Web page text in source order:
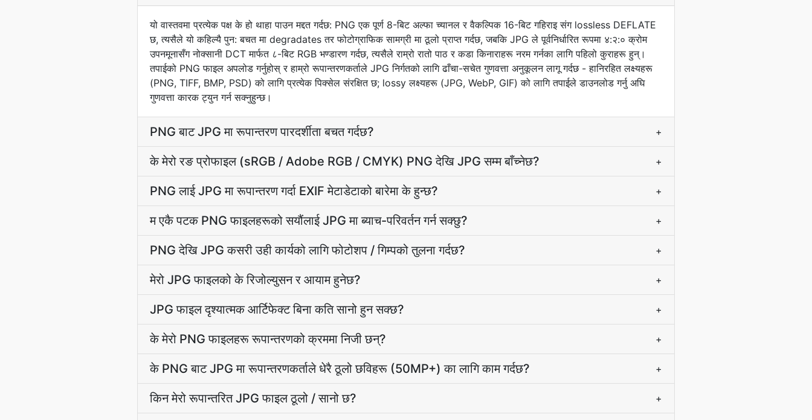
यो वास्तवमा प्रत्येक पक्ष के हो थाहा पाउन मद्दत गर्दछ: PNG एक पूर्ण 8-बिट अल्फा च्यानल र वैकल्पिक 16-बिट गहिराइ संग lossless DEFLATE
छ, त्यसैले यो कहिल्यै पुन: बचत मा degradates तर फोटोग्राफिक सामग्री मा ठूलो प्राप्त गर्दछ, जबकि JPG ले पूर्वनिर्धारित रूपमा ४:२:० क्रोम
उपनमूनासँग नोक्सानी DCT मार्फत ८-बिट RGB भण्डारण गर्दछ, त्यसैले राम्रो रातो पाठ र कडा किनाराहरू नरम गर्नका लागि पहिलो कुराहरू हुन्।
तपाईको PNG फाइल अपलोड गर्नुहोस् र हाम्रो रूपान्तरणकर्ताले JPG निर्गतको लागि ढाँचा-सचेत गुणवत्ता अनुकूलन लागू गर्दछ - हानिरहित लक्ष्यहरू
(PNG, TIFF, BMP, PSD) को लागि प्रत्येक पिक्सेल संरक्षित छ; lossy लक्ष्यहरू (JPG, WebP, GIF) को लागि तपाईले डाउनलोड गर्नु अघि
गुणवत्ता कारक ट्युन गर्न सक्नुहुन्छ।
PNG बाट JPG मा रूपान्तरण पारदर्शीता बचत गर्दछ? +
के मेरो रङ प्रोफाइल (sRGB / Adobe RGB / CMYK) PNG देखि JPG सम्म बाँच्नेछ? +
PNG लाई JPG मा रूपान्तरण गर्दा EXIF मेटाडेटाको बारेमा के हुन्छ? +
म एकै पटक PNG फाइलहरूको सयौंलाई JPG मा ब्याच-परिवर्तन गर्न सक्छु? +
PNG देखि JPG कसरी उही कार्यको लागि फोटोशप / गिम्पको तुलना गर्दछ? +
मेरो JPG फाइलको के रिजोल्युसन र आयाम हुनेछ? +
JPG फाइल दृश्यात्मक आर्टिफेक्ट बिना कति सानो हुन सक्छ? +
के मेरो PNG फाइलहरू रूपान्तरणको क्रममा निजी छन्? +
के PNG बाट JPG मा रूपान्तरणकर्ताले धेरै ठूलो छविहरू (50MP+) का लागि काम गर्दछ? +
किन मेरो रूपान्तरित JPG फाइल ठूलो / सानो छ? +